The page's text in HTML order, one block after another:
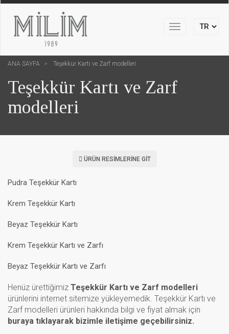
Toggle
ANA SAYFA Teşekkür Kartı ve Zarf modelleri
Teşekkür Kartı ve Zarf
modelleri
ÜRÜN RESIMLERINE GIT
Pudra Teşekkür Kartı
Krem Teşekkür Kartı
Beyaz Teşekkür Kartı
Krem Teşekkür Kartı ve Zarfı
Beyaz Teşekkür Kartı ve Zarfı
Henüz ürettiğimiz Teşekkür Kartı ve Zarf modelleri
ürünlerini internet sitemize yükleyemedik. Teşekkür Kartı ve
Zarf modelleri ürünleri hakkında bilgi ve fiyat almak için
buraya tıklayarak bizimle iletişime geçebilirsiniz.